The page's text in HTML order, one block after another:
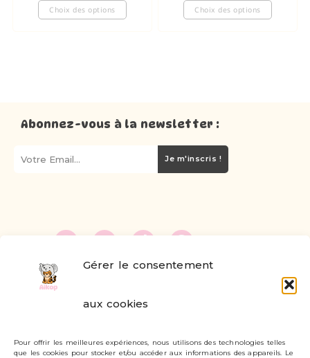
Gérer le consentement
aux cookies
Pour offrir les meilleures expériences, nous utilisons des technologies telles
que les cookies pour stocker et/ou accéder aux informations des appareils. Le
Choix des options Choix des options
Abonnez-vous à la newsletter :
Je m'inscris !
Livraisons et retours